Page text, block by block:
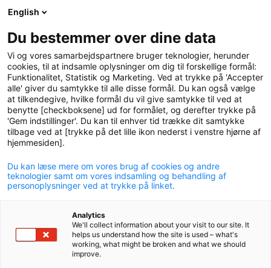
logo
circle
Referat
Referat download
Download
English
Du bestemmer over dine data
Vi og vores samarbejdspartnere bruger teknologier, herunder
cookies, til at indsamle oplysninger om dig til forskellige formål:
Funktionalitet, Statistik og Marketing. Ved at trykke på 'Accepter
alle' giver du samtykke til alle disse formål. Du kan også vælge
at tilkendegive, hvilke formål du vil give samtykke til ved at
benytte [checkboksene] ud for formålet, og derefter trykke på
'Gem indstillinger'. Du kan til enhver tid trække dit samtykke
tilbage ved at [trykke på det lille ikon nederst i venstre hjørne af
hjemmesiden].
Du kan læse mere om vores brug af cookies og andre
teknologier samt om vores indsamling og behandling af
personoplysninger ved at trykke på linket.
Analytics
We'll collect information about your visit to our site. It
helps us understand how the site is used – what's
working, what might be broken and what we should
improve.